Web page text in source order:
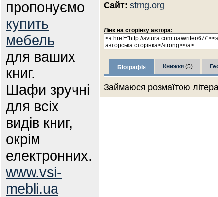
пропонуємо
купить
мебель
для ваших
книг.
Шафи зручні
для всіх
видів книг,
окрім
електронних.
www.vsi-
mebli.ua
Сайт: strng.org
Лінк на сторінку автора:
Біографія Книжки (5)
Займаюся розмаїтою